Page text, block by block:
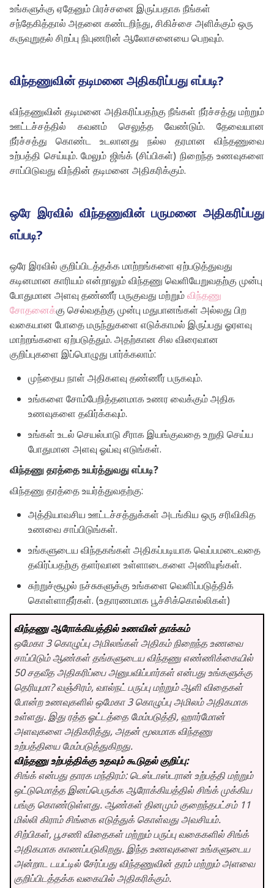
உங்களுக்கு ஏதேனும் பிரச்சனை இருப்பதாக நீங்கள்
சந்தேகித்தால் அதனை கண்டறிந்து, சிகிச்சை அளிக்கும் ஒரு
கருவுறுதல் சிறப்பு நிபுணரின் ஆலோசனையை பெறவும்.
விந்தணுவின் தடிமனை அதிகரிப்பது எப்படி?
விந்தணுவின் தடிமனை அதிகரிப்பதற்கு நீங்கள் நீர்ச்சத்து மற்றும்
ஊட்டச்சத்தில் கவனம் செலுத்த வேண்டும். தேவையான
நீர்ச்சத்து கொண்ட உடலானது நல்ல தரமான விந்தணுவை
உற்பத்தி செய்யும். மேலும் ஜிங்க் (சிப்பிகள்) நிறைந்த உணவுகளை
சாப்பிடுவது விந்தின் தடிமனை அதிகரிக்கும்.
ஒரே இரவில் விந்தணுவின் பருமனை அதிகரிப்பது
எப்படி?
ஒரே இரவில் குறிப்பிடத்தக்க மாற்றங்களை ஏற்படுத்துவது
கடினமான காரியம் என்றாலும் விந்தணு வெளியேறுவதற்கு முன்பு
போதுமான அளவு தண்ணீர் பருகுவது மற்றும்விந்தணு
சோதனைக்கு செல்வதற்கு முன்பு மதுபானங்கள் அல்லது பிற
வகையான போதை மருந்துகளை எடுக்காமல் இருப்பது ஓரளவு
மாற்றங்களை ஏற்படுத்தும். அதற்கான சில விரைவான
குறிப்புகளை இப்பொழுது பார்க்கலாம்:
முந்தைய நாள் அதிகளவு தண்ணீர் பருகவும்.
உங்களை சோம்பேறித்தனமாக உணர வைக்கும் அதிக
உணவுகளை தவிர்க்கவும்.
உங்கள் உடல் செயல்பாடு சீராக இயங்குவதை உறுதி செய்ய
போதுமான அளவு ஓய்வு எடுங்கள்.
விந்தணு தரத்தை உயர்த்துவது எப்படி?
விந்தணு தரத்தை உயர்த்துவதற்கு:
அத்தியாவசிய ஊட்டச்சத்துக்கள் அடங்கிய ஒரு சரிவிகித
உணவை சாப்பிடுங்கள்.
உங்களுடைய விந்தகங்கள் அதிகப்படியாக வெப்பமடைவதை
தவிர்ப்பதற்கு தளர்வான உள்ளாடைகளை அணியுங்கள்.
சுற்றுச்சூழல் நச்சுகளுக்கு உங்களை வெளிப்படுத்திக்
கொள்ளாதீர்கள். (உதாரணமாக பூச்சிக்கொல்லிகள்)
விந்தணு ஆரோக்கியத்தில் உணவின் தாக்கம்
ஒமேகா 3 கொழுப்பு அமிலங்கள் அதிகம் நிறைந்த உணவை
சாப்பிடும் ஆண்கள் தங்களுடைய விந்தணு எண்ணிக்கையில்
50 சதவீத அதிகரிப்பை அனுபவிப்பார்கள் என்பது உங்களுக்கு
தெரியுமா? வஞ்சிரம், வால்நட் பருப்பு மற்றும் ஆளி விதைகள்
போன்ற உணவுகளில் ஒமேகா 3 கொழுப்பு அமிலம் அதிகமாக
உள்ளது. இது ரத்த ஓட்டத்தை மேம்படுத்தி, ஹார்மோன்
அளவுகளை அதிகரித்து, அதன் மூலமாக விந்தணு
உற்பத்தியை மேம்படுத்துகிறது.
விந்தணு உற்பத்திக்கு உதவும் கூடுதல் குறிப்பு:
சிங்க் என்பது தாரக மந்திரம்: டெஸ்டாஸ்டரான் உற்பத்தி மற்றும்
ஒட்டுமொத்த இனப்பெருக்க ஆரோக்கியத்தில் சிங்க் முக்கிய
பங்கு கொண்டுள்ளது. ஆண்கள் தினமும் குறைந்தபட்சம் 11
மில்லி கிராம் சிங்கை எடுத்துக் கொள்வது அவசியம்.
சிற்பிகள், பூசணி விதைகள் மற்றும் பருப்பு வகைகளில் சிங்க்
அதிகமாக காணப்படுகிறது. இந்த உணவுகளை உங்களுடைய
அன்றாட டயட்டில் சேர்ப்பது விந்தணுவின் தரம் மற்றும் அளவை
குறிப்பிடத்தக்க வகையில் அதிகரிக்கும்.